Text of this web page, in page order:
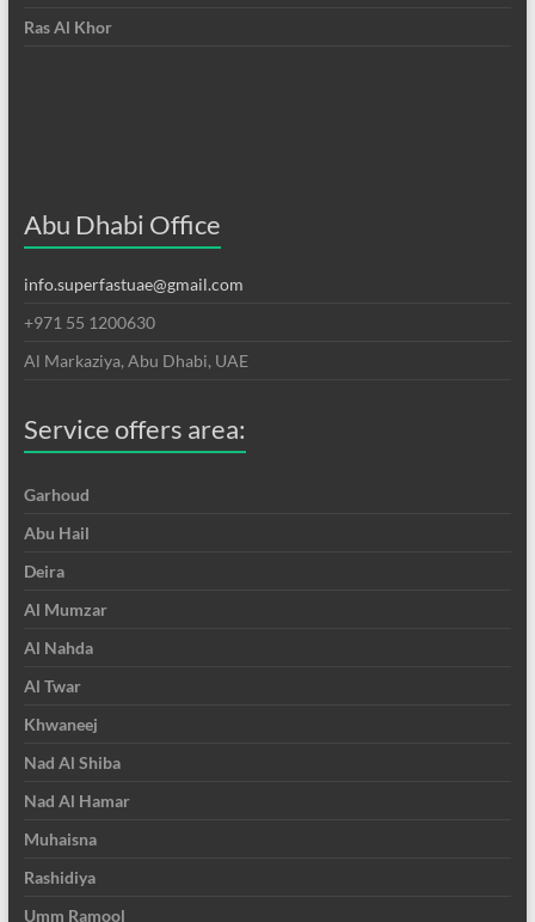
Ras Al Khor
Abu Dhabi Office
info.superfastuae@gmail.com
+971 55 1200630
Al Markaziya, Abu Dhabi, UAE
Service offers area:
Garhoud
Abu Hail
Deira
Al Mumzar
Al Nahda
Al Twar
Khwaneej
Nad Al Shiba
Nad Al Hamar
Muhaisna
Rashidiya
Umm Ramool